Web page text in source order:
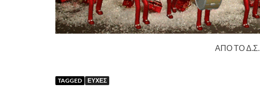
ΑΠΟ ΤΟ Δ.Σ.
TAGGED ΕΥΧΕΣ